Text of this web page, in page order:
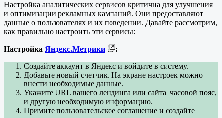
Настройка аналитических сервисов критична для улучшения
и оптимизации рекламных кампаний. Они предоставляют
данные о пользователях и их поведении. Давайте рассмотрим,
как правильно настроить эти сервисы:
Настройка Яндекс.Метрики
:
Создайте аккаунт в Яндекс и войдите в систему.
Добавьте новый счетчик. На экране настроек можно
внести необходимые данные.
Укажите URL вашего лендинга или сайта, часовой пояс,
и другую необходимую информацию.
Примите пользовательское соглашение и создайте